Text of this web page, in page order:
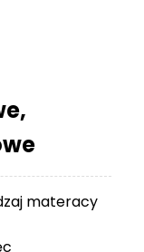
materacy